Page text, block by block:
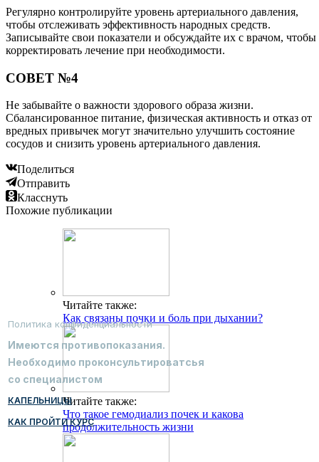
Регулярно контролируйте уровень артериального давления,
чтобы отслеживать эффективность народных средств.
Записывайте свои показатели и обсуждайте их с врачом, чтобы
корректировать лечение при необходимости.
СОВЕТ №4
Не забывайте о важности здорового образа жизни.
Сбалансированное питание, физическая активность и отказ от
вредных привычек могут значительно улучшить состояние
сосудов и снизить уровень артериального давления.
Поделиться
Отправить
Класснуть
Похожие публикации
Читайте также:
Как связаны почки и боль при дыхании?
Читайте также:
Что такое гемодиализ почек и какова
продолжительность жизни
Политика конфиденциальности
Имеются противопоказания.
Необходимо проконсультироватсья
со специалистом
КАПЕЛЬНИЦЫ
КАК ПРОЙТИ КУРС